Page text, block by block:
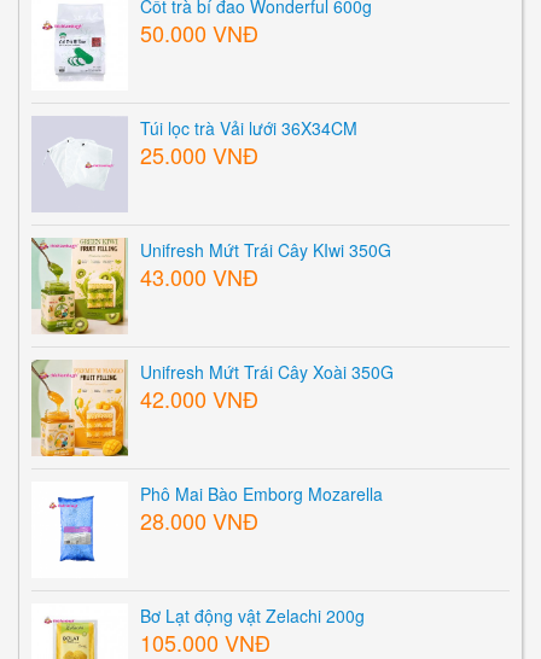
Cốt trà bí đao Wonderful 600g
50.000 VNĐ
Túi lọc trà Vải lưới 36X34CM
25.000 VNĐ
Unifresh Mứt Trái Cây KIwi 350G
43.000 VNĐ
Unifresh Mứt Trái Cây Xoài 350G
42.000 VNĐ
Phô Mai Bào Emborg Mozarella
28.000 VNĐ
Bơ Lạt động vật Zelachi 200g
105.000 VNĐ